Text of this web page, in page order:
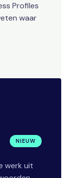
Profiles
waar
NIEUW
werk uit